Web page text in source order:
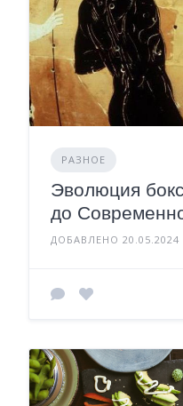
РАЗНОЕ
Эволюция
до
ДОБАВЛЕНО 20.05.2024